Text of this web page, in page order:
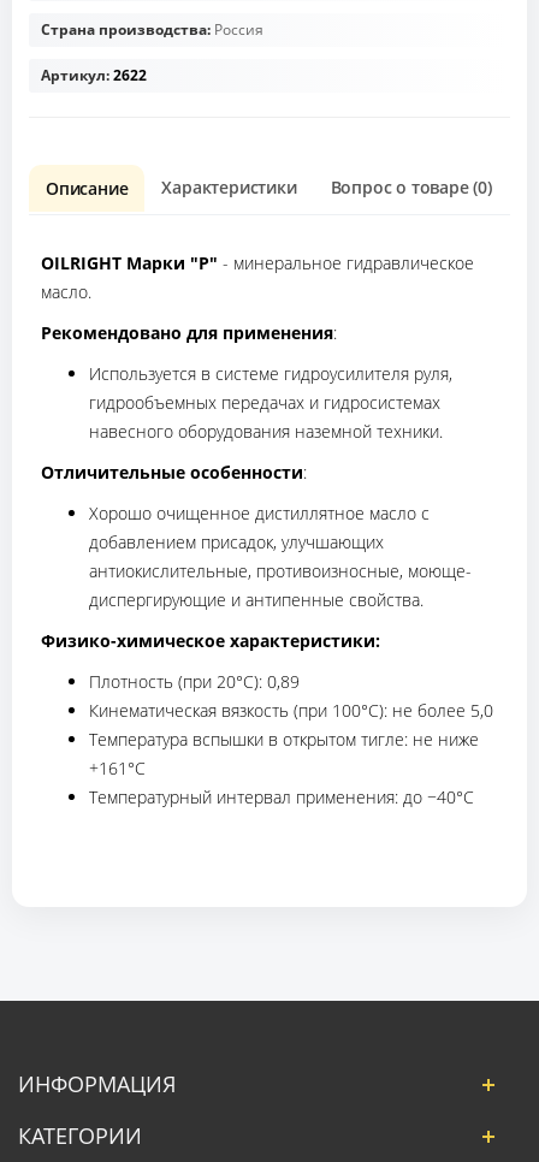
Страна производства: Россия
Артикул:2622
Описание Характеристики Вопрос о товаре (0)
OILRIGHT Марки "Р" - минеральное гидравлическое
масло.
Рекомендовано для применения:
Используется в системе гидроусилителя руля,
гидрообъемных передачах и гидросистемах
навесного оборудования наземной техники.
Отличительные особенности:
Хорошо очищенное дистиллятное масло с
добавлением присадок, улучшающих
антиокислительные, противоизносные, моюще-
диспергирующие и антипенные свойства.
Физико-химическое характеристики:
Плотность (при 20°С): 0,89
Кинематическая вязкость (при 100°С): не более 5,0
Температура вспышки в открытом тигле: не ниже
+161°С
Температурный интервал применения: до −40°С
ИНФОРМАЦИЯ
КАТЕГОРИИ